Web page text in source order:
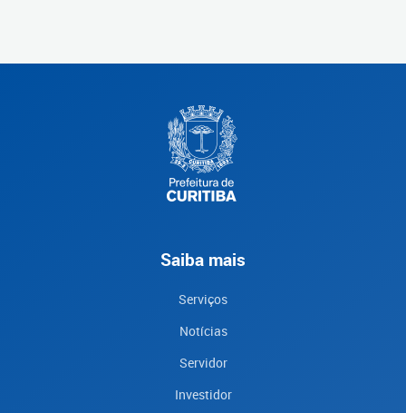
Saiba mais
Serviços
Notícias
Servidor
Investidor